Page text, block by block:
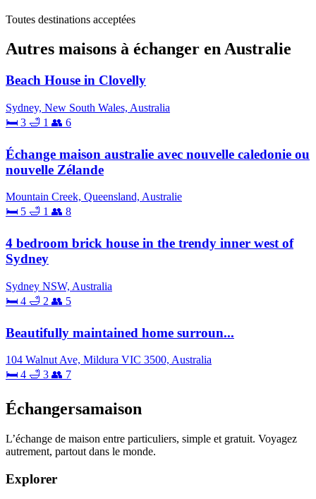
Toutes destinations acceptées
Autres maisons à échanger en Australie
Beach House in Clovelly
Sydney, New South Wales, Australia
🛏 3 🛁 1 👥 6
Échange maison australie avec nouvelle caledonie ou
nouvelle Zélande
Mountain Creek, Queensland, Australie
🛏 5 🛁 1 👥 8
4 bedroom brick house in the trendy inner west of
Sydney
Sydney NSW, Australia
🛏 4 🛁 2 👥 5
Beautifully maintained home surroun...
104 Walnut Ave, Mildura VIC 3500, Australia
🛏 4 🛁 3 👥 7
Échangersamaison
L’échange de maison entre particuliers, simple et gratuit. Voyagez
autrement, partout dans le monde.
Explorer